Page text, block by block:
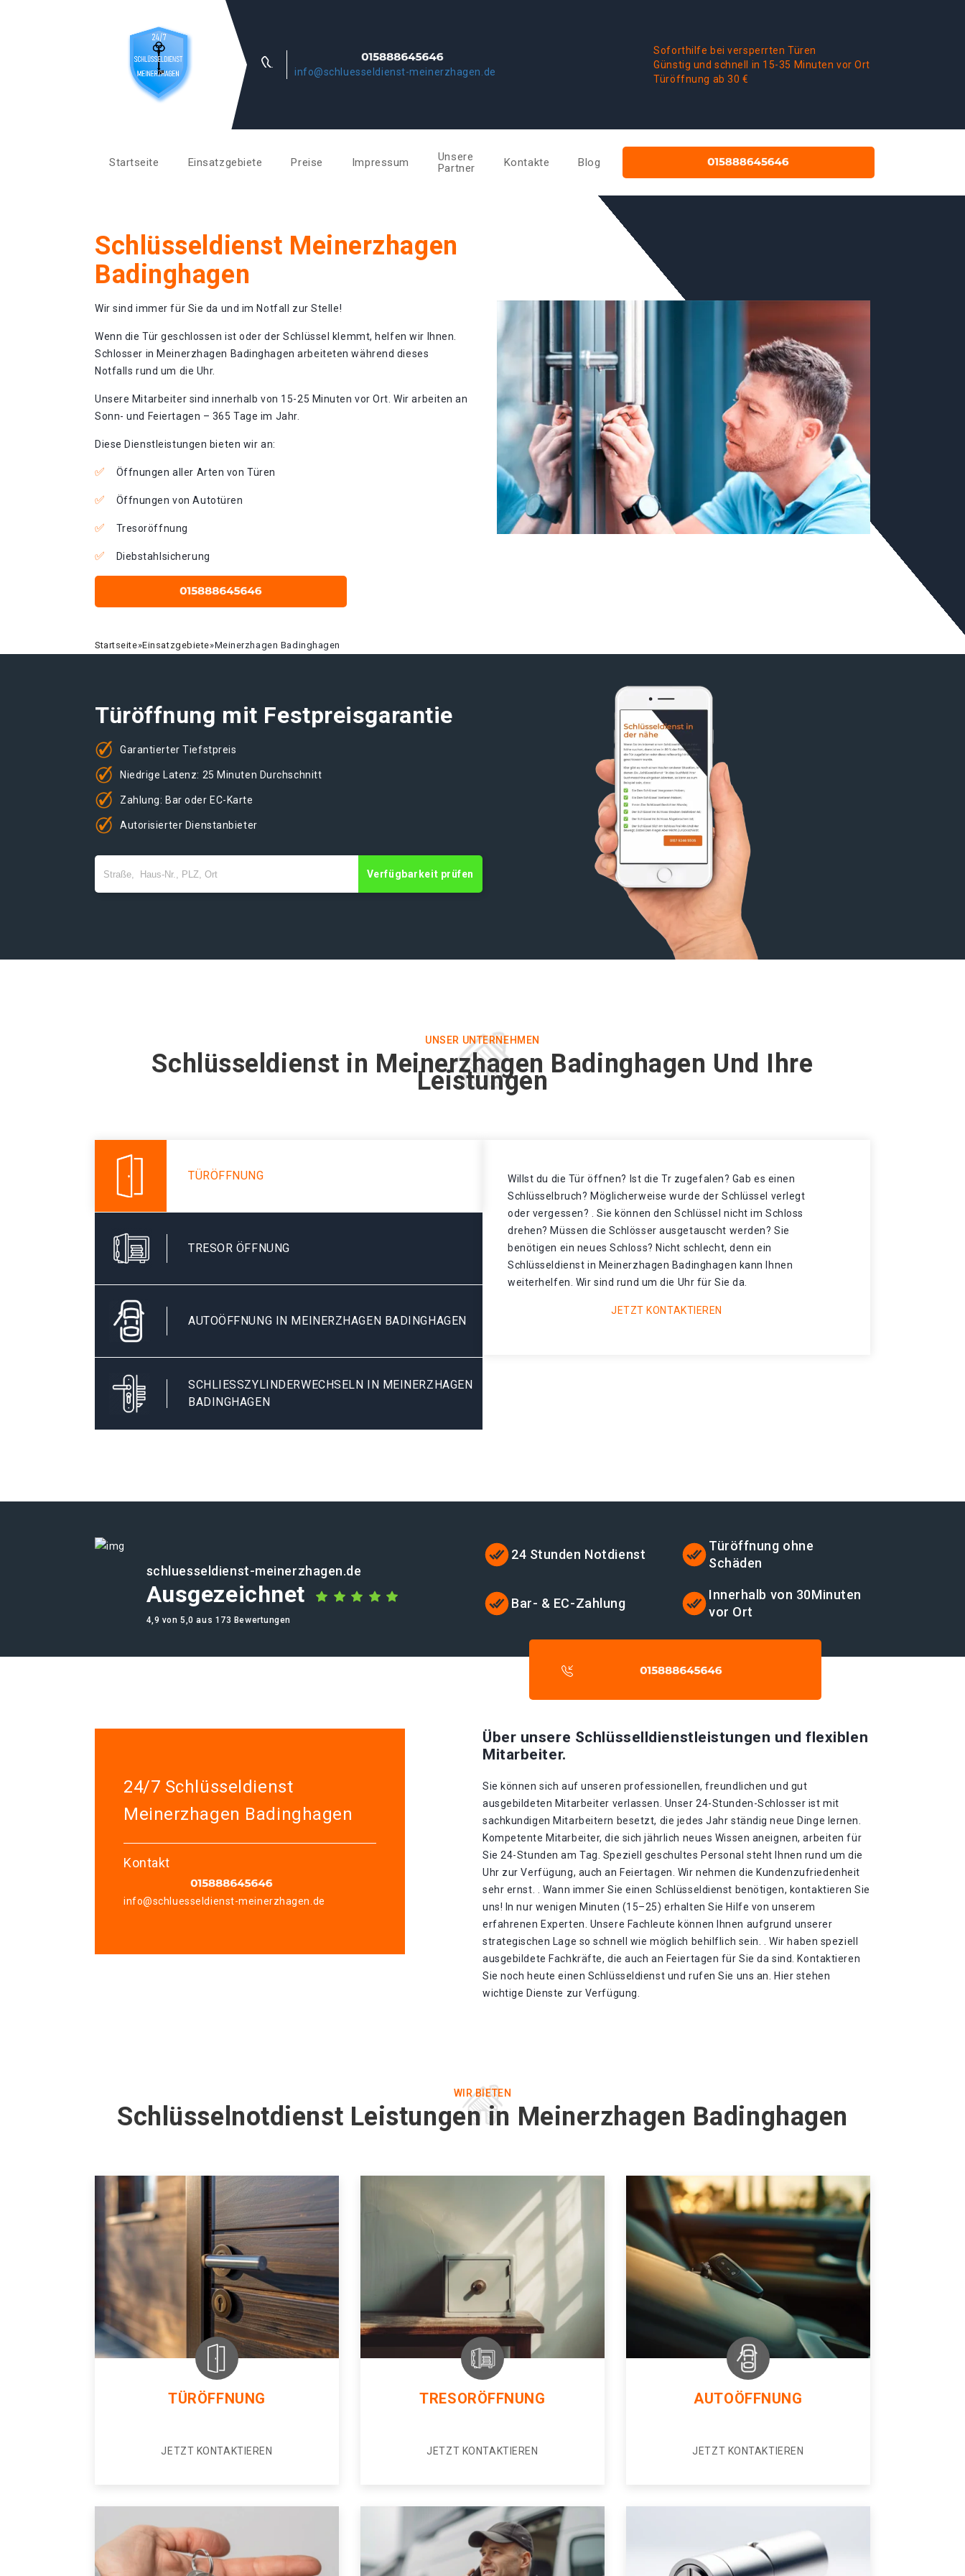
info@schluesseldienst-meinerzhagen.de
Soforthilfe bei versperrten Türen
Günstig und schnell in 15-35 Minuten vor Ort
Türöffnung ab 30 €
Startseite Einsatzgebiete Preise Impressum
Unsere
Partner
Kontakte Blog
Schlüsseldienst Meinerzhagen
Badinghagen
Wir sind immer für Sie da und im Notfall zur Stelle!
Wenn die Tür geschlossen ist oder der Schlüssel klemmt, helfen wir Ihnen.
Schlosser in Meinerzhagen Badinghagen arbeiteten während dieses
Notfalls rund um die Uhr.
Unsere Mitarbeiter sind innerhalb von 15-25 Minuten vor Ort. Wir arbeiten an
Sonn- und Feiertagen – 365 Tage im Jahr.
Diese Dienstleistungen bieten wir an:
Öffnungen aller Arten von Türen
Öffnungen von Autotüren
Tresoröffnung
Diebstahlsicherung
Startseite»Einsatzgebiete»Meinerzhagen Badinghagen
Türöffnung mit Festpreisgarantie
Garantierter Tiefstpreis
Niedrige Latenz: 25 Minuten Durchschnitt
Zahlung: Bar oder EC-Karte
Autorisierter Dienstanbieter
Verfügbarkeit prüfen
UNSER UNTERNEHMEN
Schlüsseldienst in Meinerzhagen Badinghagen Und Ihre
Leistungen
TÜRÖFFNUNG
TRESOR ÖFFNUNG
AUTOÖFFNUNG IN MEINERZHAGEN BADINGHAGEN
SCHLIESSZYLINDERWECHSELN IN MEINERZHAGEN B
ADINGHAGEN
Willst du die Tür öffnen? Ist die Tr zugefalen? Gab es einen
Schlüsselbruch? Möglicherweise wurde der Schlüssel verlegt
oder vergessen? . Sie können den Schlüssel nicht im Schloss
drehen? Müssen die Schlösser ausgetauscht werden? Sie
benötigen ein neues Schloss? Nicht schlecht, denn ein
Schlüsseldienst in Meinerzhagen Badinghagen kann Ihnen
weiterhelfen. Wir sind rund um die Uhr für Sie da.
JETZT KONTAKTIEREN
schluesseldienst-meinerzhagen.de
Ausgezeichnet
4,9 von 5,0 aus 173 Bewertungen
24 Stunden Notdienst
Türöffnung ohne
Schäden
Bar- & EC-Zahlung
Innerhalb von 30Minuten
vor Ort
24/7 Schlüsseldienst
Meinerzhagen Badinghagen
Kontakt
info@schluesseldienst-meinerzhagen.de
Über unsere Schlüsselldienstleistungen und flexiblen
Mitarbeiter.
Sie können sich auf unseren professionellen, freundlichen und gut
ausgebildeten Mitarbeiter verlassen. Unser 24-Stunden-Schlosser ist mit
sachkundigen Mitarbeitern besetzt, die jedes Jahr ständig neue Dinge lernen.
Kompetente Mitarbeiter, die sich jährlich neues Wissen aneignen, arbeiten für
Sie 24-Stunden am Tag. Speziell geschultes Personal steht Ihnen rund um die
Uhr zur Verfügung, auch an Feiertagen. Wir nehmen die Kundenzufriedenheit
sehr ernst. . Wann immer Sie einen Schlüsseldienst benötigen, kontaktieren Sie
uns! In nur wenigen Minuten (15–25) erhalten Sie Hilfe von unserem
erfahrenen Experten. Unsere Fachleute können Ihnen aufgrund unserer
strategischen Lage so schnell wie möglich behilflich sein. . Wir haben speziell
ausgebildete Fachkräfte, die auch an Feiertagen für Sie da sind. Kontaktieren
Sie noch heute einen Schlüsseldienst und rufen Sie uns an. Hier stehen
wichtige Dienste zur Verfügung.
WIR BIETEN
Schlüsselnotdienst Leistungen in Meinerzhagen Badinghagen
TÜRÖFFNUNG
JETZT KONTAKTIEREN
TRESORÖFFNUNG
JETZT KONTAKTIEREN
AUTOÖFFNUNG
JETZT KONTAKTIEREN